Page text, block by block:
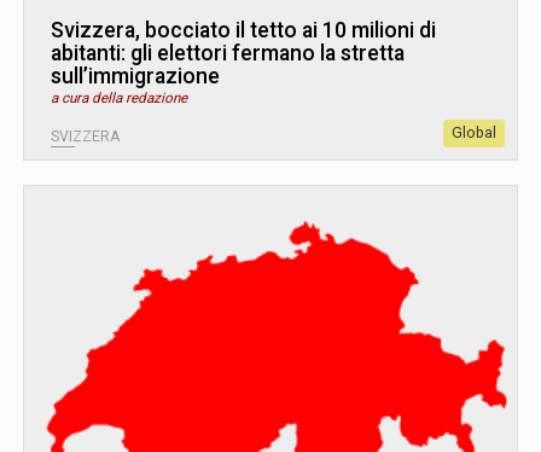
Svizzera, bocciato il tetto ai 10 milioni di
abitanti: gli elettori fermano la stretta
sull’immigrazione
a cura della redazione
SVIZZERA Global